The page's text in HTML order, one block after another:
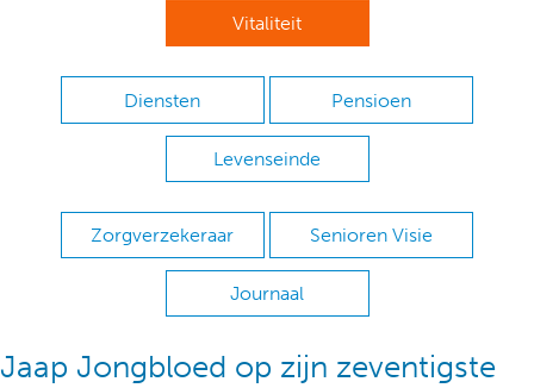
Vitaliteit
Diensten Pensioen
Levenseinde
Zorgverzekeraar Senioren Visie
Journaal
Jaap Jongbloed op zijn zeventigste